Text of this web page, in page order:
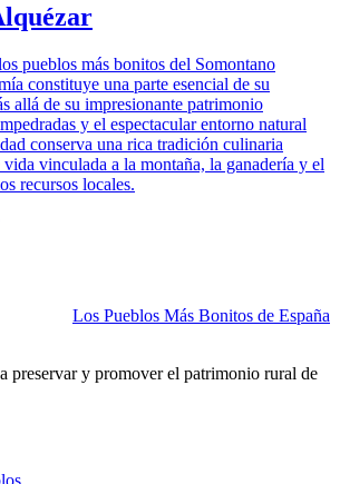
pueblos más bonitos del Somontano
constituye una parte esencial de su
allá de su impresionante patrimonio
y el espectacular entorno natural
conserva una rica tradición culinaria
vida vinculada a la montaña, la ganadería y el
recursos locales.
Los Pueblos Más Bonitos de España
preservar y promover el patrimonio rural de